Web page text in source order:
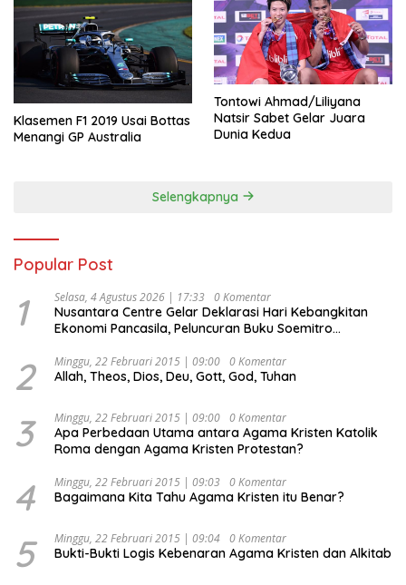
Klasemen F1 2019 Usai Bottas
Menangi GP Australia
Tontowi Ahmad/Liliyana
Natsir Sabet Gelar Juara
Dunia Kedua
Selengkapnya
Popular Post
1 Selasa, 4 Agustus 2026 | 17:33 0 Komentar
Nusantara Centre Gelar Deklarasi Hari Kebangkitan
Ekonomi Pancasila, Peluncuran Buku Soemitro
Ekonomi Politik Indonesia) & Simposium Nasional
“Urgensi Undang-Undang Perekonomian Nasional dan
Indonesia Emas 2045”,
2 Minggu, 22 Februari 2015 | 09:00 0 Komentar
Allah, Theos, Dios, Deu, Gott, God, Tuhan
3 Minggu, 22 Februari 2015 | 09:00 0 Komentar
Apa Perbedaan Utama antara Agama Kristen Katolik
Roma dengan Agama Kristen Protestan?
4 Minggu, 22 Februari 2015 | 09:03 0 Komentar
Bagaimana Kita Tahu Agama Kristen itu Benar?
5 Minggu, 22 Februari 2015 | 09:04 0 Komentar
Bukti-Bukti Logis Kebenaran Agama Kristen dan Alkitab